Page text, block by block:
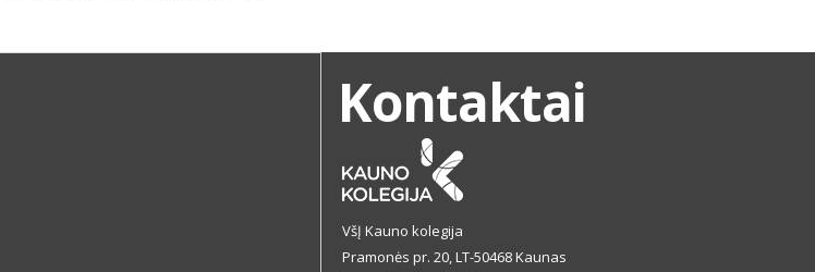
Kontaktai
VšĮ Kauno kolegija
Pramonės pr. 20, LT-50468 Kaunas